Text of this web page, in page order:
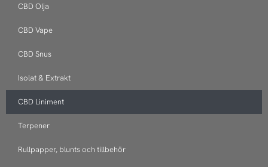
CBD Olja
CBD Vape
CBD Snus
Isolat & Extrakt
CBD Liniment
Terpener
Rullpapper, blunts och tillbehör